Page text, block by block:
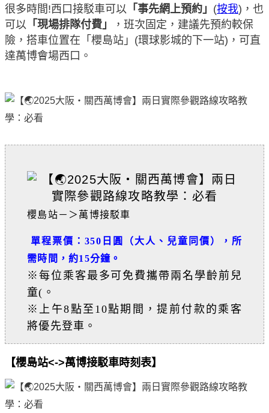
很多時間!西口接駁車可以 「事先網上預約」 (按我)，也
可以 「現場排隊付費」
，班次固定，建議先預約較保
險，搭車位置在「櫻島站」(環球影城的下一站)，可直
達萬博會場西口。
櫻島站－＞萬博接駁車
單程票價：350日圓（大人、兒童同價） ， 所
需時間，約15分鐘。
※每位乘客最多可免費攜帶兩名學齡前兒
童(。
※上午8點至10點期間，提前付款的乘客
將優先登車。
【櫻島站<->萬博接駁車時刻表】